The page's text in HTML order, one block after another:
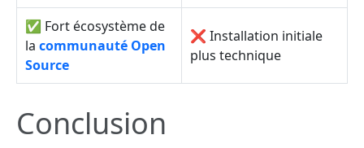
✅ Fort écosystème de
la communauté Open
Source
❌ Installation initiale
plus technique
Conclusion